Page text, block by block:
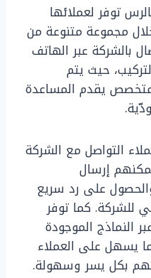
توفر لعملائها
مجموعة متنوعة من
بالشركة عبر الهاتف
حيث يتم
يقدم المساعدة
التواصل مع الشركة
إرسال
على رد سريع
للشركة. كما توفر
النماذج الموجودة
يسهل على العملاء
بكل يسر وسهولة.